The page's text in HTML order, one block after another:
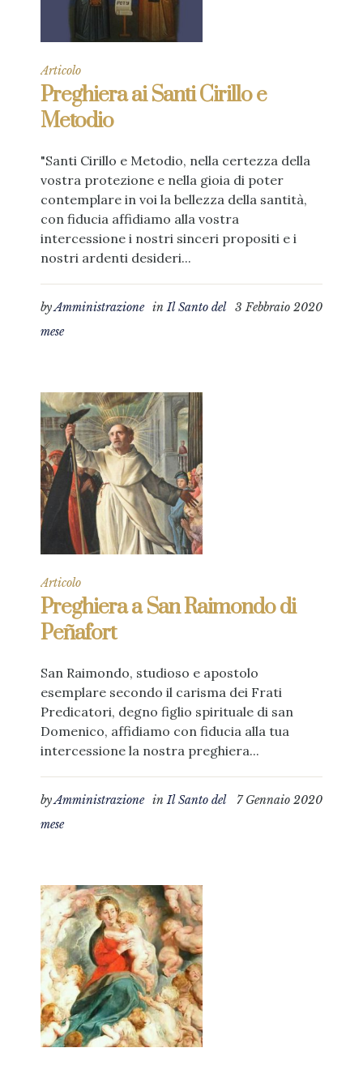
Articolo
Preghiera ai Santi Cirillo e
Metodio
"Santi Cirillo e Metodio, nella certezza della
vostra protezione e nella gioia di poter
contemplare in voi la bellezza della santità,
con fiducia affidiamo alla vostra
intercessione i nostri sinceri propositi e i
nostri ardenti desideri...
3 Febbraio 2020
byAmministrazione inIl Santo del
mese
Articolo
Preghiera a San Raimondo di
Peñafort
San Raimondo, studioso e apostolo
esemplare secondo il carisma dei Frati
Predicatori, degno figlio spirituale di san
Domenico, affidiamo con fiducia alla tua
intercessione la nostra preghiera...
7 Gennaio 2020
byAmministrazione inIl Santo del
mese